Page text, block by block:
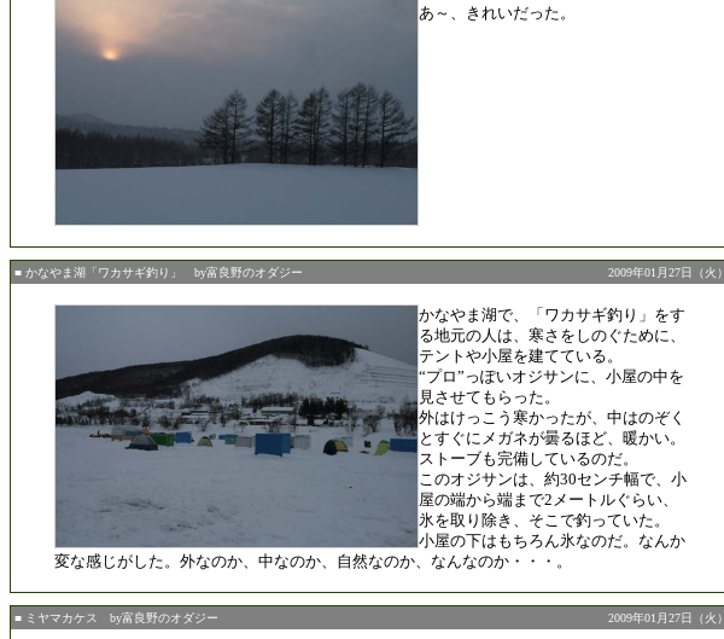
あ～、きれいだった。
■ かなやま湖「ワカサギ釣り」 by富良野のオダジー 2009年01月27日（火）
かなやま湖で、「ワカサギ釣り」をす
る地元の人は、寒さをしのぐために、
テントや小屋を建てている。
“プロ”っぽいオジサンに、小屋の中を
見させてもらった。
外はけっこう寒かったが、中はのぞく
とすぐにメガネが曇るほど、暖かい。
ストーブも完備しているのだ。
このオジサンは、約30センチ幅で、小
屋の端から端まで2メートルぐらい、
氷を取り除き、そこで釣っていた。
小屋の下はもちろん氷なのだ。なんか
変な感じがした。外なのか、中なのか、自然なのか、なんなのか・・・。
■ ミヤマカケス by富良野のオダジー 2009年01月27日（火）